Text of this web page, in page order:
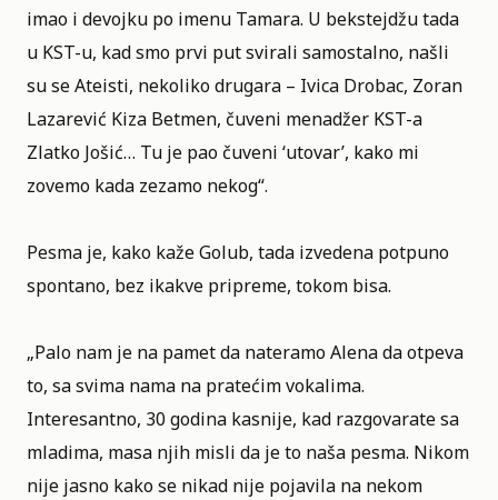
imao i devojku po imenu Tamara. U bekstejdžu tada
u KST-u, kad smo prvi put svirali samostalno, našli
su se Ateisti, nekoliko drugara – Ivica Drobac, Zoran
Lazarević Kiza Betmen, čuveni menadžer KST-a
Zlatko Jošić… Tu je pao čuveni ‘utovar’, kako mi
zovemo kada zezamo nekog“.
Pesma je, kako kaže Golub, tada izvedena potpuno
spontano, bez ikakve pripreme, tokom bisa.
„Palo nam je na pamet da nateramo Alena da otpeva
to, sa svima nama na pratećim vokalima.
Interesantno, 30 godina kasnije, kad razgovarate sa
mladima, masa njih misli da je to naša pesma. Nikom
nije jasno kako se nikad nije pojavila na nekom